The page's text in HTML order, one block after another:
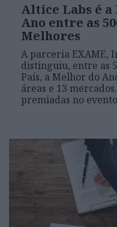
Altice Labs é
Ano entre as
Melhores
A parceria EXAME,
distinguiu, entre as
País, a Melhor do
áreas e 13
premiadas no